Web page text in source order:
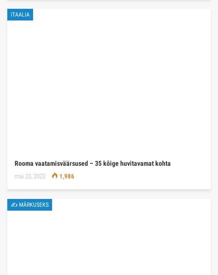
ITAALIA
Rooma vaatamisväärsused – 35 kõige huvitavamat kohta
mai 23, 2022 1,986
✍ MÄRKUSEKS